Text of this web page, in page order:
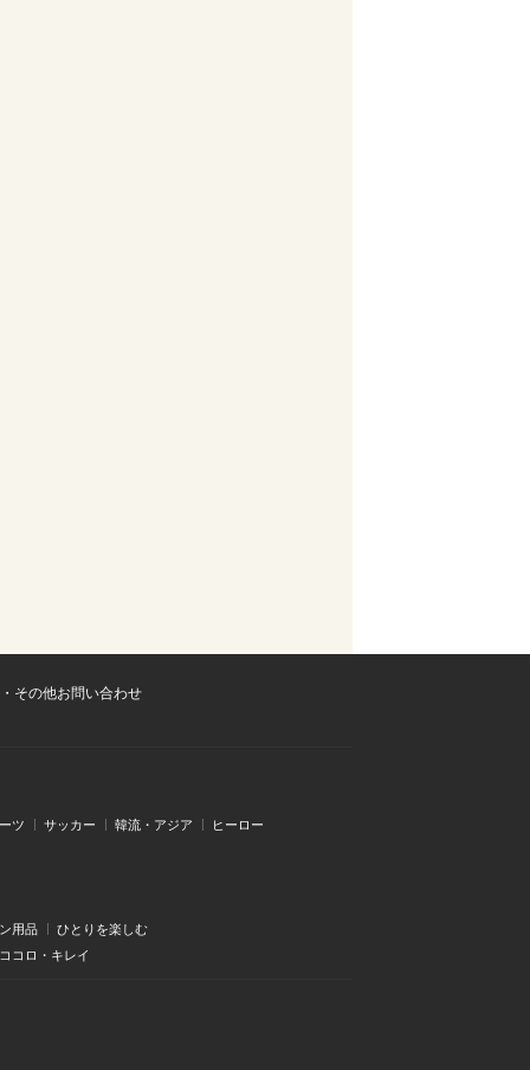
その他お問い合わせ
ツ サッカー 韓流・アジア ヒーロー
用品
ひとりを楽しむ
コロ・キレイ